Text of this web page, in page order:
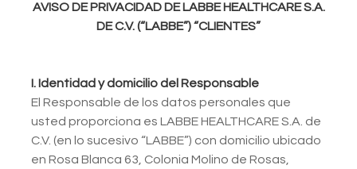
AVISO DE PRIVACIDAD DE LABBE HEALTHCARE S.A.
DE C.V. (“LABBE”)“CLIENTES”
I. Identidad y domicilio del Responsable
El Responsable de los datos personales que
usted proporciona es LABBE HEALTHCARE S.A. de
C.V. (en lo sucesivo “LABBE”) con domicilio ubicado
en Rosa Blanca 63, Colonia Molino de Rosas,